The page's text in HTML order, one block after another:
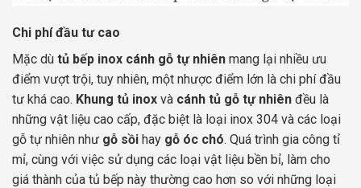
Chi phí đầu tư cao
Mặc dù tủ bếp inox cánh gỗ tự nhiên mang lại nhiều ưu
điểm vượt trội, tuy nhiên, một nhược điểm lớn là chi phí đầu
tư khá cao. Khung tủ inox và cánh tủ gỗ tự nhiên đều là
những vật liệu cao cấp, đặc biệt là loại inox 304 và các loại
gỗ tự nhiên như gỗ sồi hay gỗ óc chó. Quá trình gia công tỉ
mỉ, cùng với việc sử dụng các loại vật liệu bền bỉ, làm cho
giá thành của tủ bếp này thường cao hơn so với những loại